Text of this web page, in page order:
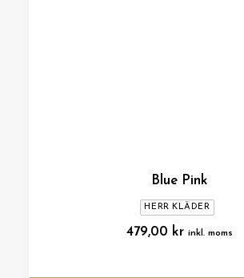
Blue Pink
HERR KLÄDER
479,00 kr inkl. moms